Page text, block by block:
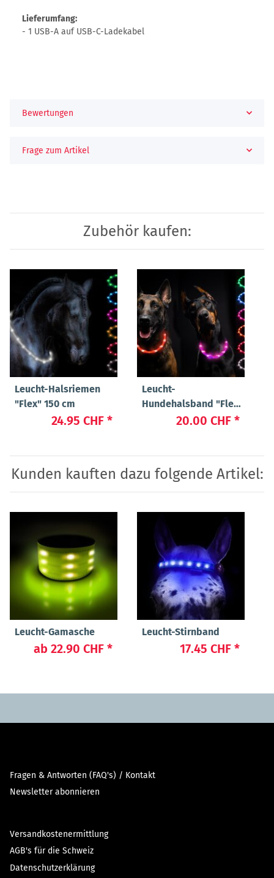
Lieferumfang:
- 1 USB-A auf USB-C-Ladekabel
Bewertungen
Frage zum Artikel
Zubehör kaufen:
Leucht-Halsriemen
"Flex" 150 cm
24.95 CHF *
Leucht-
Hundehalsband "Flex"
20.00 CHF *
Kunden kauften dazu folgende Artikel:
Leucht-Gamasche
ab 22.90 CHF *
Leucht-Stirnband
17.45 CHF *
Fragen & Antworten (FAQ's) / Kontakt
Newsletter abonnieren
Versandkostenermittlung
AGB's für die Schweiz
Datenschutzerklärung